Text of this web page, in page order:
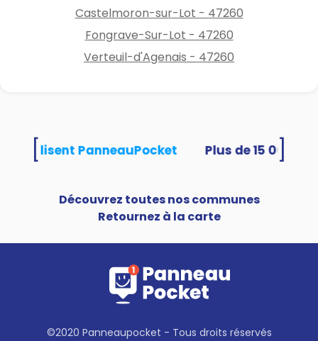
Castelmoron-sur-Lot - 47260
Fongrave-Sur-Lot - 47260
Verteuil-d'Agenais - 47260
utilisent PanneauPocket
Découvrez toutes nos communes
Retournez à la carte
©2020 Panneaupocket - Tous droits réservés